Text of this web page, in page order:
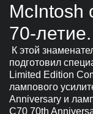
McIntosh
70-летие.
К этой
подготовил
Limited Edition
лампового
Anniversary и
C70 70th